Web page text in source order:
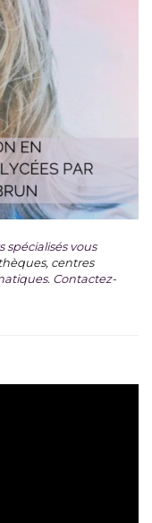
spécialisés vous
centres
Contactez-